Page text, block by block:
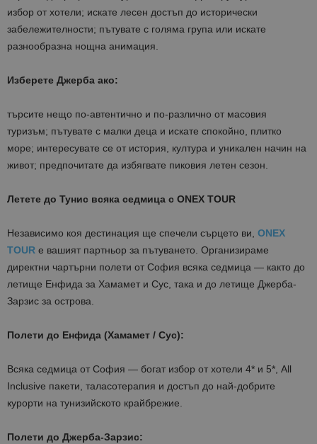
избор от хотели; искате лесен достъп до исторически
забележителности; пътувате с голяма група или искате
разнообразна нощна анимация.
Изберете Джерба ако:
търсите нещо по-автентично и по-различно от масовия
туризъм; пътувате с малки деца и искате спокойно, плитко
море; интересувате се от история, култура и уникален начин на
живот; предпочитате да избягвате пиковия летен сезон.
Летете до Тунис всяка седмица с ONEX TOUR
Независимо коя дестинация ще спечели сърцето ви, ONEX
TOUR е вашият партньор за пътуването. Организираме
директни чартърни полети от София всяка седмица — както до
летище Енфида за Хамамет и Сус, така и до летище Джерба-
Зарзис за острова.
Полети до Енфида (Хамамет / Сус):
Всяка седмица от София — богат избор от хотели 4* и 5*, All
Inclusive пакети, таласотерапия и достъп до най-добрите
курорти на тунизийското крайбрежие.
Полети до Джерба-Зарзис: